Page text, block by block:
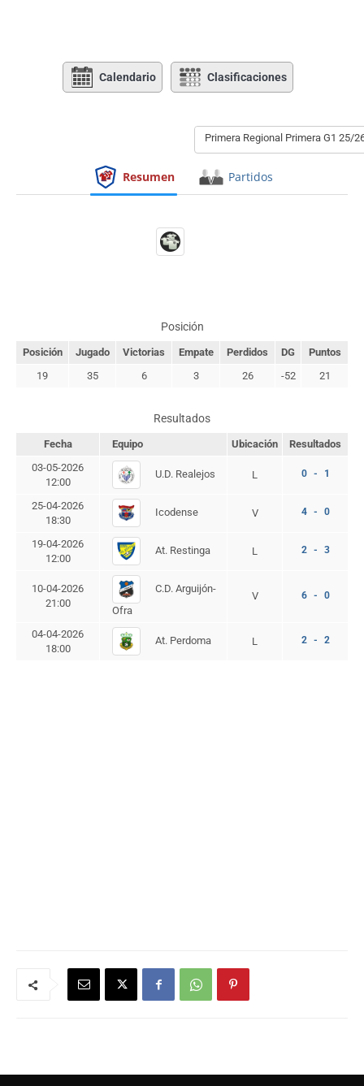
Calendario Clasificaciones
Primera Regional Primera G1 25/
Resumen Partidos
Posición
Posición Jugado Victorias Empate Perdidos DG
Puntos
19
35 6 3 26 -52 21
Resultados
Fecha Equipo Ubicación
Resultados
03-05-2026
12:00
U.D. Realejos L 0 - 1
25-04-2026
18:30
Icodense V 4 - 0
19-04-2026
12:00
At. Restinga L 2 - 3
10-04-2026
21:00
C.D. Arguijón-
Ofra
V 6 - 0
04-04-2026
18:00
At. Perdoma L 2 - 2